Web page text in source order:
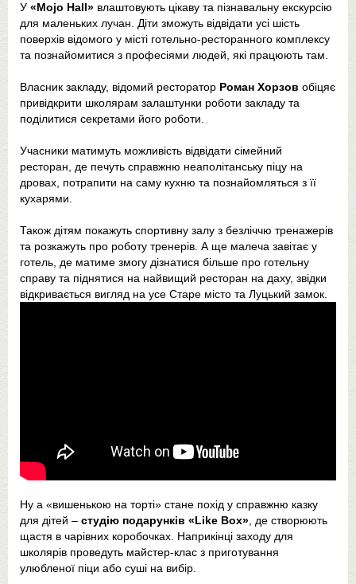
У «Mojo Hall» влаштовують цікаву та пізнавальну екскурсію
для маленьких лучан. Діти зможуть відвідати усі шість
поверхів відомого у місті готельно-ресторанного комплексу
та познайомитися з професіями людей, які працюють там.
Власник закладу, відомий ресторатор Роман Хорзов обіцяє
привідкрити школярам залаштунки роботи закладу та
поділитися секретами його роботи.
Учасники матимуть можливість відвідати сімейний
ресторан, де печуть справжню неаполітанську піцу на
дровах, потрапити на саму кухню та познайомляться з її
кухарями.
Також дітям покажуть спортивну залу з безліччю тренажерів
та розкажуть про роботу тренерів. А ще малеча завітає у
готель, де матиме змогу дізнатися більше про готельну
справу та піднятися на найвищий ресторан на даху, звідки
відкривається вигляд на усе Старе місто та Луцький замок.
Ну а «вишенькою на торті» стане похід у справжню казку
для дітей – студію подарунків «Like Box» , де створюють
щастя в чарівних коробочках. Наприкінці заходу для
школярів проведуть майстер-клас з приготування
улюбленої піци або суші на вибір.